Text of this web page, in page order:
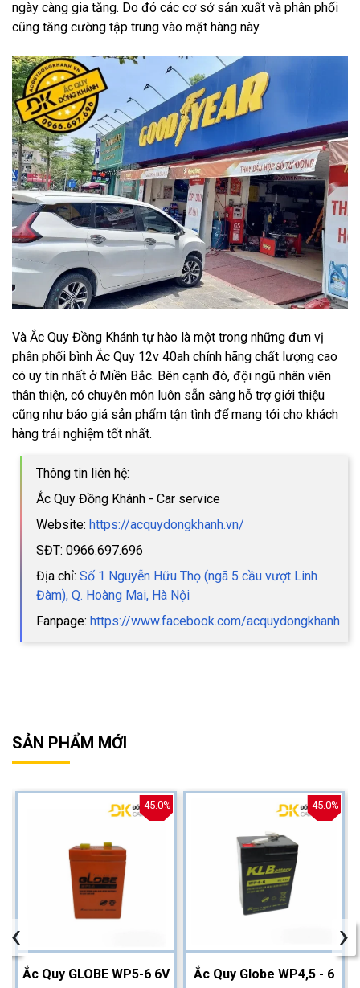
ngày càng gia tăng. Do đó các cơ sở sản xuất và phân phối
cũng tăng cường tập trung vào mặt hàng này.
Và Ắc Quy Đồng Khánh tự hào là một trong những đưn vị
phân phối bình Ắc Quy 12v 40ah chính hãng chất lượng cao
có uy tín nhất ở Miền Bắc. Bên cạnh đó, đội ngũ nhân viên
thân thiện, có chuyên môn luôn sẵn sàng hỗ trợ giới thiệu
cũng như báo giá sản phẩm tận tình để mang tới cho khách
hàng trải nghiệm tốt nhất.
Thông tin liên hệ:
Ắc Quy Đồng Khánh - Car service
Website: https://acquydongkhanh.vn/
SĐT: 0966.697.696
Địa chỉ: Số 1 Nguyễn Hữu Thọ (ngã 5 cầu vượt Linh
Đàm), Q. Hoàng Mai, Hà Nội
Fanpage: https://www.facebook.com/acquydongkhanh
SẢN PHẨM MỚI
-45.0%
Ắc Quy GLOBE WP5-6 6V
-45.0%
Ắc Quy Globe WP4,5 - 6
‹ ›